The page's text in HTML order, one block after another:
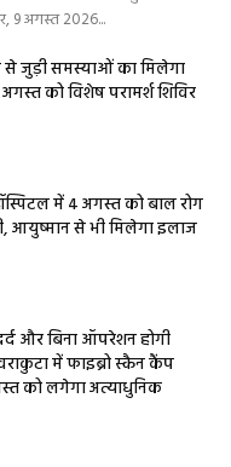
9 अगस्त 2026...
से जुड़ी समस्याओं का मिलेगा
को विशेष परामर्श शिविर
में 4 अगस्त को बाल रोग
आयुष्मान से भी मिलेगा इलाज
और बिना ऑपरेशन होगी
में फाइब्रो स्कैन कैंप
को लगेगा अत्याधुनिक